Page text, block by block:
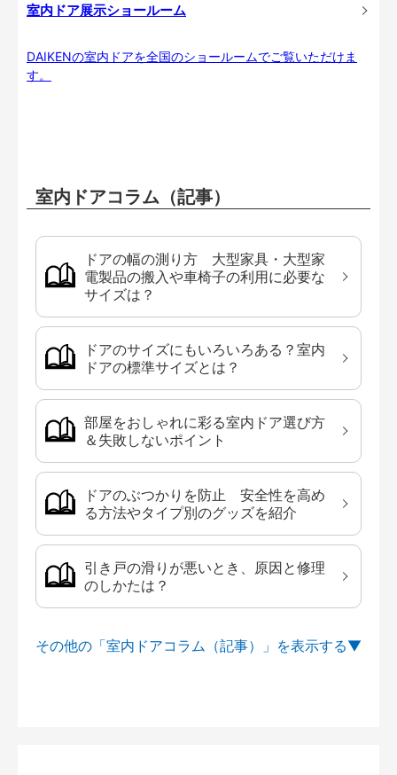
室内ドア展示ショールーム
DAIKENの室内ドアを全国のショールームでご覧いただけま
す。
室内ドアコラム（記事）
ドアの幅の測り方 大型家具・大型家
電製品の搬入や車椅子の利用に必要な
サイズは？
ドアのサイズにもいろいろある？室内
ドアの標準サイズとは？
部屋をおしゃれに彩る室内ドア選び方
＆失敗しないポイント
ドアのぶつかりを防止 安全性を高め
る方法やタイプ別のグッズを紹介
引き戸の滑りが悪いとき、原因と修理
のしかたは？
その他の「室内ドアコラム（記事）」を